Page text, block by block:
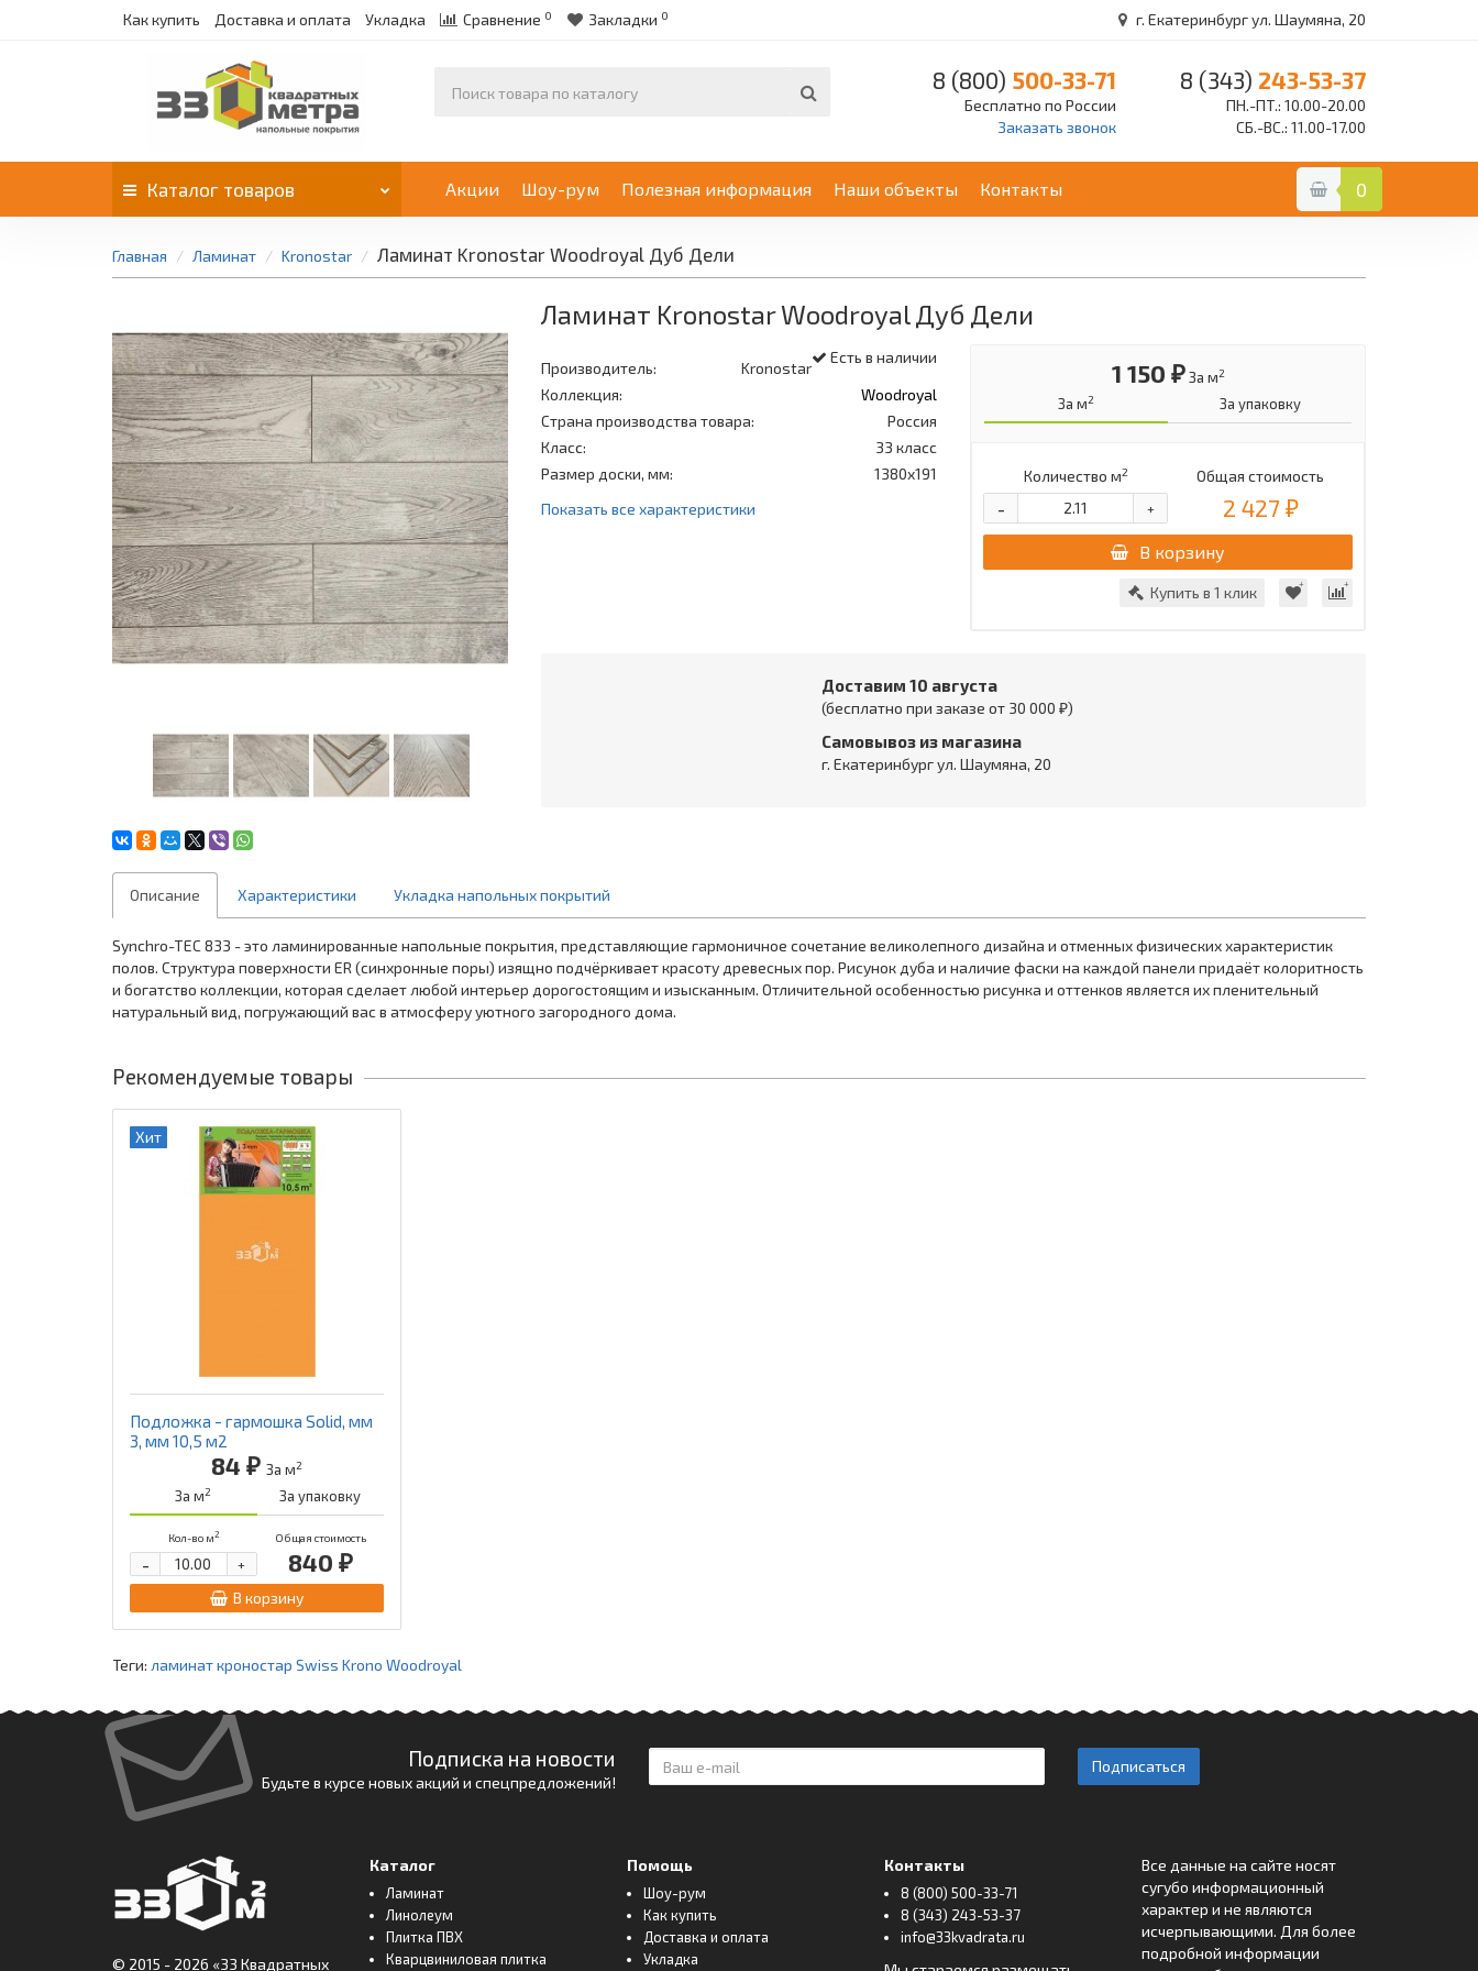
Как купить Доставка и оплата Укладка Сравнение 0 Закладки 0 г. Екатеринбург ул. Шаумяна, 20
8 (800) 500-33-71
Бесплатно по России
Заказать звонок
8 (343) 243-53-37
ПН.-ПТ.: 10.00-20.00
СБ.-ВС.: 11.00-17.00
Каталог товаров Акции Шоу-рум Полезная информация Наши объекты Контакты 0
Главная Ламинат Kronostar Ламинат Kronostar Woodroyal Дуб Дели
Ламинат Kronostar Woodroyal Дуб Дели
Есть в наличии
Производитель:
Kronostar
Коллекция:
Woodroyal
Страна производства товара:
Россия
Класс:
33 класс
Размер доски, мм:
1380х191
Показать все характеристики
1 150 ₽ За м2
За м2 За упаковку
Количество м2
+
-
Общая стоимость
2 427 ₽
В корзину
Купить в 1 клик
Доставим 10 августа
(бесплатно при заказе от 30 000 ₽)
Самовывоз из магазина
г. Екатеринбург ул. Шаумяна, 20
Описание Характеристики Укладка напольных покрытий
Synchro-TЕС 833 - это ламинированные напольные покрытия, представляющие гармоничное сочетание великолепного дизайна и отменных физических характеристик
полов. Структура поверхности ER (синхронные поры) изящно подчёркивает красоту древесных пор. Рисунок дуба и наличие фаски на каждой панели придаёт колоритность
и богатство коллекции, которая сделает любой интерьер дорогостоящим и изысканным. Отличительной особенностью рисунка и оттенков является их пленительный
натуральный вид, погружающий вас в атмосферу уютного загородного дома.
Рекомендуемые товары
Хит
Подложка - гармошка Solid, мм
3, мм 10,5 м2
84 ₽ За м2
За м2 За упаковку
Кол-во м2 Общая стоимость
840 ₽
+
-
В корзину
Теги: ламинат кроностар Swiss Krono Woodroyal
Подписка на новости
Будьте в курсе новых акций и спецпредложений!
Подписаться
© 2015 - 2026 «33 Квадратных
Каталог
Ламинат
Линолеум
Плитка ПВХ
Кварцвиниловая плитка
Помощь
Шоу-рум
Как купить
Доставка и оплата
Укладка
Контакты
8 (800) 500-33-71
8 (343) 243-53-37
info@33kvadrata.ru
Все данные на сайте носят
сугубо информационный
характер и не являются
исчерпывающими. Для более
подробной информации